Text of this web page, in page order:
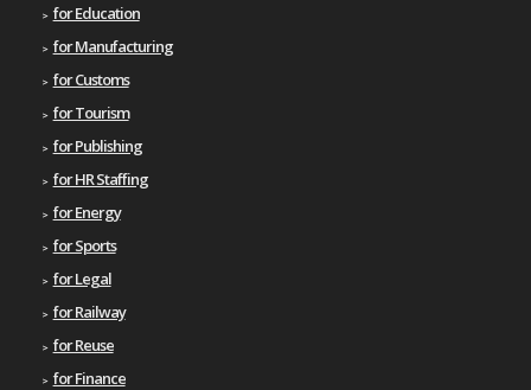
for Education
for Manufacturing
for Customs
for Tourism
for Publishing
for HR Staffing
for Energy
for Sports
for Legal
for Railway
for Reuse
for Finance